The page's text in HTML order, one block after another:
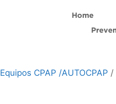
Home
Equipos CPAP /AUTOCPAP /